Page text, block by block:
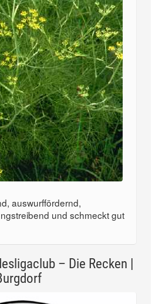
auswurffördernd,
und schmeckt gut
– Die Recken |